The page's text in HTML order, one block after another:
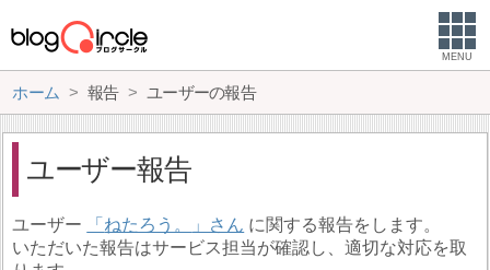
MENU
ホーム 報告 ユーザーの報告
ユーザー報告
ユーザー ねたろう。
に関する報告をします。
いただいた報告はサービス担当が確認し、適切な対応を取